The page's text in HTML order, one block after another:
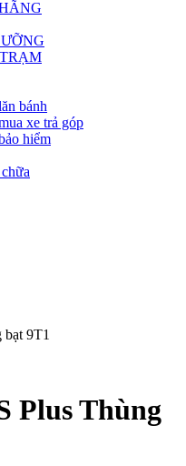
bánh
xe trả góp
hiểm
9T1
Plus Thùng